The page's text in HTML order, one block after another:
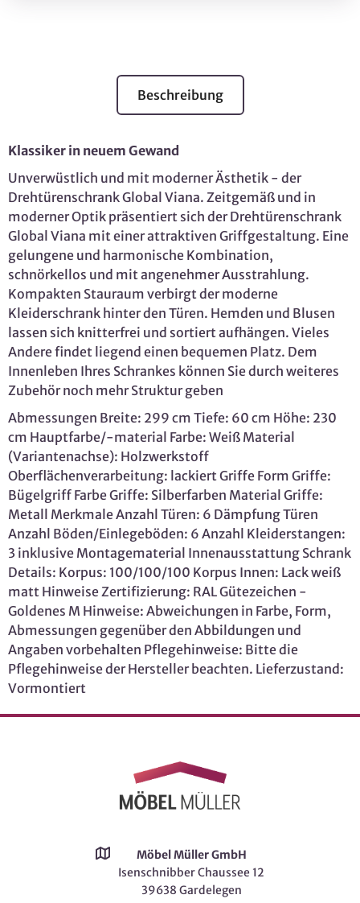
Beschreibung
Klassiker in neuem Gewand
Unverwüstlich und mit moderner Ästhetik - der
Drehtürenschrank Global Viana. Zeitgemäß und in
moderner Optik präsentiert sich der Drehtürenschrank
Global Viana mit einer attraktiven Griffgestaltung. Eine
gelungene und harmonische Kombination,
schnörkellos und mit angenehmer Ausstrahlung.
Kompakten Stauraum verbirgt der moderne
Kleiderschrank hinter den Türen. Hemden und Blusen
lassen sich knitterfrei und sortiert aufhängen. Vieles
Andere findet liegend einen bequemen Platz. Dem
Innenleben Ihres Schrankes können Sie durch weiteres
Zubehör noch mehr Struktur geben
Abmessungen Breite: 299 cm Tiefe: 60 cm Höhe: 230
cm Hauptfarbe/-material Farbe: Weiß Material
(Variantenachse): Holzwerkstoff
Oberflächenverarbeitung: lackiert Griffe Form Griffe:
Bügelgriff Farbe Griffe: Silberfarben Material Griffe:
Metall Merkmale Anzahl Türen: 6 Dämpfung Türen
Anzahl Böden/Einlegeböden: 6 Anzahl Kleiderstangen:
3 inklusive Montagematerial Innenausstattung Schrank
Details: Korpus: 100/100/100 Korpus Innen: Lack weiß
matt Hinweise Zertifizierung: RAL Gütezeichen -
Goldenes M Hinweise: Abweichungen in Farbe, Form,
Abmessungen gegenüber den Abbildungen und
Angaben vorbehalten Pflegehinweise: Bitte die
Pflegehinweise der Hersteller beachten. Lieferzustand:
Vormontiert
Möbel Müller GmbH
Isenschnibber Chaussee 12
39638 Gardelegen